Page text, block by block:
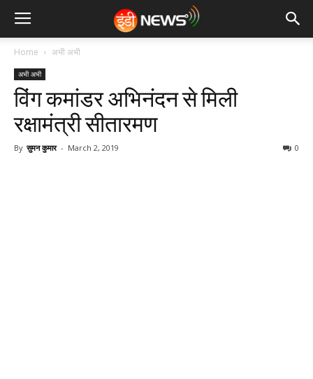
Home अभी अभी
अभी अभी
विंग कमांडर अभिनंदन से मिली
रक्षामंत्री सीतारमण
By सुमन कुमार - March 2, 2019 0